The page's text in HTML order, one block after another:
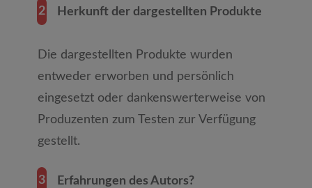
2 Herkunft der dargestellten Produkte
Die dargestellten Produkte wurden
entweder erworben und persönlich
eingesetzt oder dankenswerterweise von
Produzenten zum Testen zur Verfügung
gestellt.
3 Erfahrungen des Autors?